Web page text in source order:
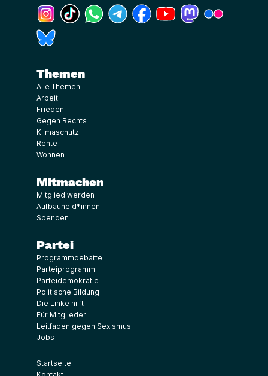
(Link öffnet ein neues Fenster)
(Link öffnet ein neues Fenster)
(Link öffnet ein neues Fenster)
(Link öffnet ein neues Fenster)
(Link öffnet ein neues Fenster)
(Link öffnet ein neues
(Link öffnet ein
Themen
Alle Themen
Arbeit
Frieden
Gegen Rechts
Klimaschutz
Rente
Wohnen
Mitmachen
Mitglied werden
Aufbauheld*innen
Spenden
Partei
Programmdebatte
Parteiprogramm
Parteidemokratie
Politische Bildung
Die Linke hilft
Für Mitglieder
Leitfaden gegen Sexismus
Jobs
Startseite